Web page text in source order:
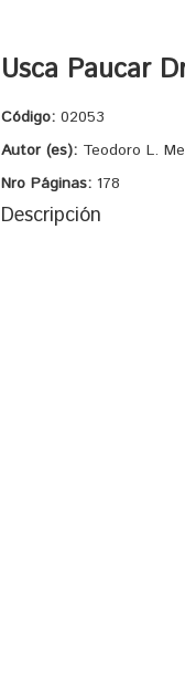
Usca Paucar
Código: 02053
Autor (es): Teodoro L.
Nro Páginas: 178
Descripción